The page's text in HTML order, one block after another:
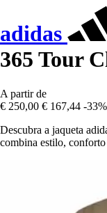
adidas
365 Tour
A partir de
€ 250,00 € 167,44 -33%
Descubra a jaqueta
combina estilo, conforto